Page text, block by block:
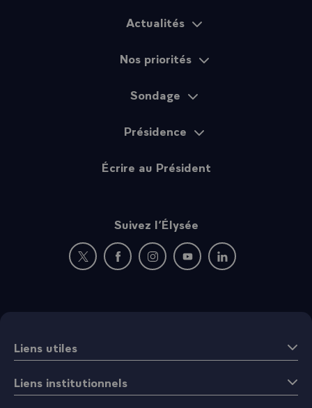
Actualités
Nos priorités
Sondage
Présidence
Écrire au Président
Suivez l’Élysée
Nouvelle fenêtre : rejoignez-nous sur Twitter
Nouvelle fenêtre : rejoignez-nous sur
Nouvelle fenêtre : rejoignez-nous
Nouvelle fenêtre :
Nouvelle fenêtre :
Liens utiles
Liens institutionnels